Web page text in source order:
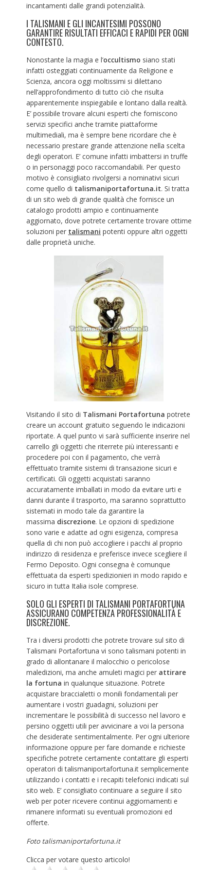
incantamenti dalle grandi potenzialità.
I TALISMANI E GLI INCANTESIMI POSSONO
GARANTIRE RISULTATI EFFICACI E RAPIDI PER OGNI
CONTESTO.
Nonostante la magia e l’occultismo siano stati
infatti osteggiati continuamente da Religione e
Scienza, ancora oggi moltissimi si dilettano
nell’approfondimento di tutto ciò che risulta
apparentemente inspiegabile e lontano dalla realtà.
E’ possibile trovare alcuni esperti che forniscono
servizi specifici anche tramite piattaforme
multimediali, ma è sempre bene ricordare che è
necessario prestare grande attenzione nella scelta
degli operatori. E’ comune infatti imbattersi in truffe
o in personaggi poco raccomandabili. Per questo
motivo è consigliato rivolgersi a nominativi sicuri
come quello di talismaniportafortuna.it. Si tratta
di un sito web di grande qualità che fornisce un
catalogo prodotti ampio e continuamente
aggiornato, dove potrete certamente trovare ottime
soluzioni per talismani potenti oppure altri oggetti
dalle proprietà uniche.
Visitando il sito di Talismani Portafortuna potrete
creare un account gratuito seguendo le indicazioni
riportate. A quel punto vi sarà sufficiente inserire nel
carrello gli oggetti che riterrete più interessanti e
procedere poi con il pagamento, che verrà
effettuato tramite sistemi di transazione sicuri e
certificati. Gli oggetti acquistati saranno
accuratamente imballati in modo da evitare urti e
danni durante il trasporto, ma saranno soprattutto
sistemati in modo tale da garantire la
massima discrezione. Le opzioni di spedizione
sono varie e adatte ad ogni esigenza, compresa
quella di chi non può accogliere i pacchi al proprio
indirizzo di residenza e preferisce invece scegliere il
Fermo Deposito. Ogni consegna è comunque
effettuata da esperti spedizionieri in modo rapido e
sicuro in tutta Italia isole comprese.
SOLO GLI ESPERTI DI TALISMANI PORTAFORTUNA
ASSICURANO COMPETENZA PROFESSIONALITÀ E
DISCREZIONE.
Tra i diversi prodotti che potrete trovare sul sito di
Talismani Portafortuna vi sono talismani potenti in
grado di allontanare il malocchio o pericolose
maledizioni, ma anche amuleti magici per attirare
la fortuna in qualunque situazione. Potrete
acquistare braccialetti o monili fondamentali per
aumentare i vostri guadagni, soluzioni per
incrementare le possibilità di successo nel lavoro e
persino oggetti utili per avvicinare a voi la persona
che desiderate sentimentalmente. Per ogni ulteriore
informazione oppure per fare domande e richieste
specifiche potrete certamente contattare gli esperti
operatori di talismaniportafortuna.it semplicemente
utilizzando i contatti e i recapiti telefonici indicati sul
sito web. E’ consigliato continuare a seguire il sito
web per poter ricevere continui aggiornamenti e
rimanere informati su eventuali promozioni ed
offerte.
Foto talismaniportafortuna.it
Clicca per votare questo articolo!